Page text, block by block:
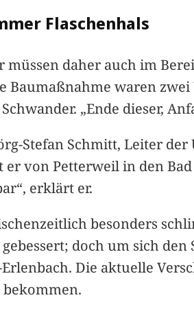
Flaschenhals
müssen daher auch im
Baumaßnahme waren
„Ende dieser,
Stefan Schmitt, Leiter
er von Petterweil in den
erklärt er.
besonders
doch um sich
Die aktuelle